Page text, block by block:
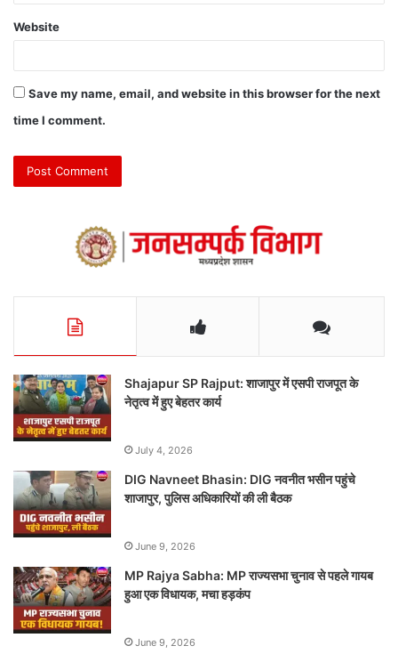
Website
Save my name, email, and website in this browser for the next
time I comment.
Shajapur SP Rajput: शाजापुर में एसपी राजपूत के
नेतृत्व में हुए बेहतर कार्य
July 4, 2026
DIG Navneet Bhasin: DIG नवनीत भसीन पहुंचे
शाजापुर, पुलिस अधिकारियों की ली बैठक
June 9, 2026
MP Rajya Sabha: MP राज्यसभा चुनाव से पहले गायब
हुआ एक विधायक, मचा हड़कंप
June 9, 2026